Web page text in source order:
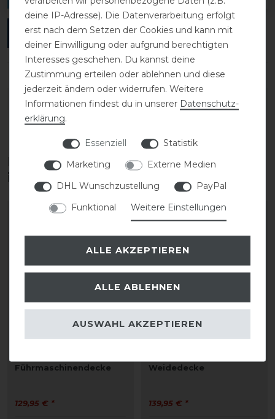
ANMELDEN
DETAILS ZUR PRODUKTSICHERHEIT
Diese Produkte könnten dich auch
interessieren
Eskadron Basics Delta
Führmaschinendecke
129,95 € *
Eskadron Basics Alpha
Weidedecke
139,95 € *
deine IP-Adresse). Die Datenverarbeitung erfolgt
erst nach dem Setzen der Cookies und kann mit
deiner Einwilligung oder aufgrund berechtigten
Interesses geschehen. Du kannst deine
Zustimmung erteilen oder ablehnen und diese
jederzeit ändern oder widerrufen. Weitere
Informationen findest du in unserer Daten­schutz­
erklärung.
Essenziell
Statistik
Marketing
Externe Medien
DHL Wunschzustellung
PayPal
Funktional
Weitere Einstellungen
ALLE AKZEPTIEREN
ALLE ABLEHNEN
AUSWAHL AKZEPTIEREN